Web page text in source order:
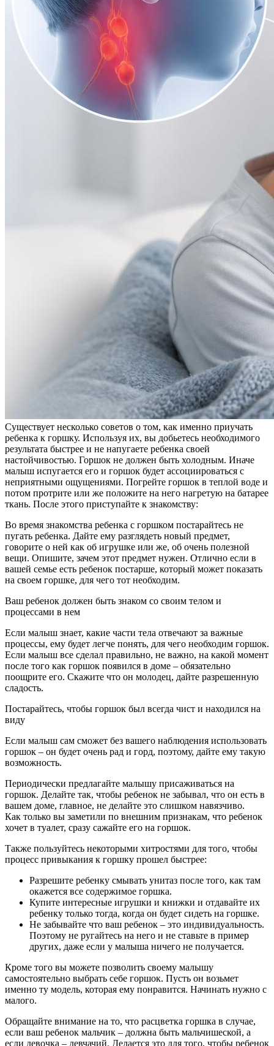
Существует несколько советов о том, как именно приучать
ребенка к горшку. Используя их, вы добьетесь необходимого
результата быстрее и не напугаете ребенка своей
настойчивостью. Горшок не должен быть холодным. Иначе
малыш испугается его и горшок будет ассоциироваться с
неприятными ощущениями. Погрейте горшок в теплой воде и
потом протрите или же положите на него нагретую на батарее
ткань. После этого приступайте к знакомству:
Во время знакомства ребенка с горшком постарайтесь не
пугать ребенка. Дайте ему разглядеть новый предмет,
говорите о ней как об игрушке или же, об очень полезной
вещи. Опишите, зачем этот предмет нужен. Отлично если в
вашей семье есть ребенок постарше, который может показать
на своем горшке, для чего тот необходим.
Ваш ребенок должен быть знаком со своим телом и
процессами в нем
Если малыш знает, какие части тела отвечают за важные
процессы, ему будет легче понять, для чего необходим горшок.
Если малыш все сделал правильно, не важно, на какой момент
после того как горшок появился в доме – обязательно
поощрите его. Скажите что он молодец, дайте разрешенную
сладость.
Постарайтесь, чтобы горшок был всегда чист и находился на
виду
Если малыш сам сможет без вашего наблюдения использовать
горшок – он будет очень рад и горд, поэтому, дайте ему такую
возможность.
Периодически предлагайте малышу присаживаться на
горшок. Делайте так, чтобы ребенок не забывал, что он есть в
вашем доме, главное, не делайте это слишком навязчиво.
Как только вы заметили по внешним признакам, что ребенок
хочет в туалет, сразу сажайте его на горшок.
Также пользуйтесь некоторыми хитростями для того, чтобы
процесс привыкания к горшку прошел быстрее:
Разрешите ребенку смывать унитаз после того, как там
окажется все содержимое горшка.
Купите интересные игрушки и книжки и отдавайте их
ребенку только тогда, когда он будет сидеть на горшке.
Не забывайте что ваш ребенок – это индивидуальность.
Поэтому не ругайтесь на него и не ставьте в пример
других, даже если у малыша ничего не получается.
Кроме того вы можете позволить своему малышу
самостоятельно выбрать себе горшок. Пусть он возьмет
именно ту модель, которая ему понравится. Начинать нужно с
малого.
Обращайте внимание на то, что расцветка горшка в случае,
если ваш ребенок мальчик – должна быть мальчишеской, а
если девочка – девчачий. Делается это для того, чтобы ребенок